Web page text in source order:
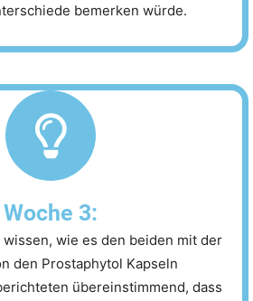
bemerken würde.
Woche 3:
wie es den beiden mit der
den Prostaphytol Kapseln
übereinstimmend, dass